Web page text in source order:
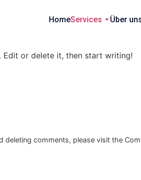
HomeServices Über
Edit or delete it, then start writing!
deleting comments, please visit the